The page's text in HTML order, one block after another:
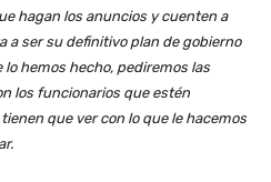
hagan los anuncios y cuenten a
a ser su definitivo plan de gobierno
hemos hecho, pediremos las
los funcionarios que estén
que ver con lo que le hacemos